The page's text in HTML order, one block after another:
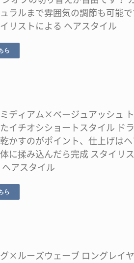
ラルまで雰囲気の調節も可能
リストによる ヘアスタイル
ら
ディアム×ベージュアッシュ
イチオシショートスタイル ド
かすのがポイント、仕上げは
に揉み込んだら完成 スタイリ
ヘアスタイル
ら
×ルーズウェーブ ロングレイ